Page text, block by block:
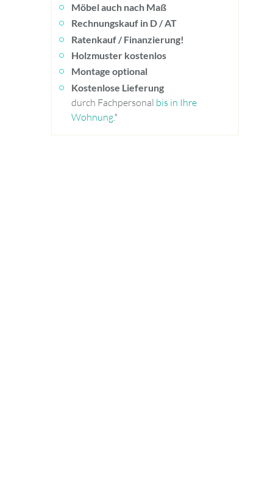
Möbel auch nach Maß
Rechnungskauf in D / AT
Ratenkauf / Finanzierung!
Holzmuster kostenlos
Montage optional
Kostenlose Lieferung
durch Fachpersonal bis in Ihre
Wohnung.*